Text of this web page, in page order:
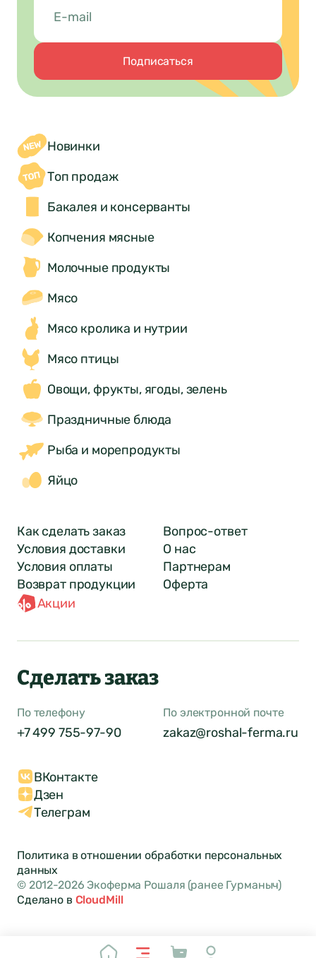
Подписаться
Новинки
Топ продаж
Бакалея и консерванты
Копчения мясные
Молочные продукты
Мясо
Мясо кролика и нутрии
Мясо птицы
Овощи, фрукты, ягоды, зелень
Праздничные блюда
Рыба и морепродукты
Яйцо
Как сделать заказ
Условия доставки
Условия оплаты
Возврат продукции
Акции
Вопрос-ответ
О нас
Партнерам
Оферта
Сделать заказ
По телефону
+7 499 755-97-90
По электронной почте
zakaz@roshal-ferma.ru
ВКонтакте
Дзен
Телеграм
Политика в отношении обработки персональных
данных
© 2012-2026 Экоферма Рошаля (ранее Гурманыч)
Сделано в CloudMill